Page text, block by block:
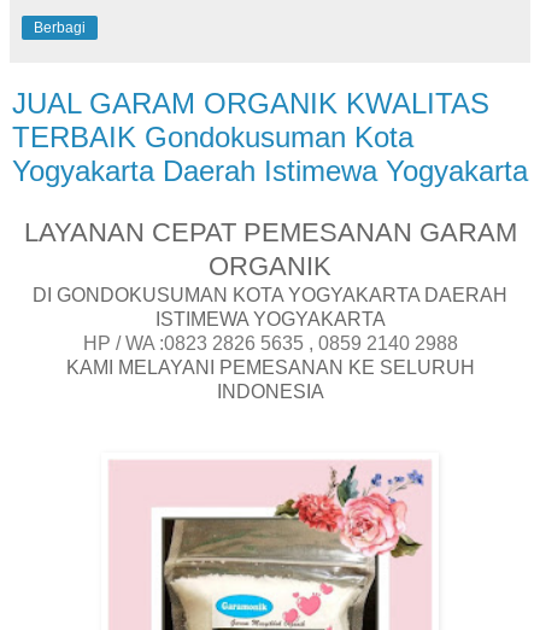
Berbagi
JUAL GARAM ORGANIK KWALITAS
TERBAIK Gondokusuman Kota
Yogyakarta Daerah Istimewa Yogyakarta
LAYANAN CEPAT PEMESANAN GARAM
ORGANIK
DI GONDOKUSUMAN KOTA YOGYAKARTA DAERAH
ISTIMEWA YOGYAKARTA
HP / WA :0823 2826 5635 , 0859 2140 2988
KAMI MELAYANI PEMESANAN KE SELURUH
INDONESIA